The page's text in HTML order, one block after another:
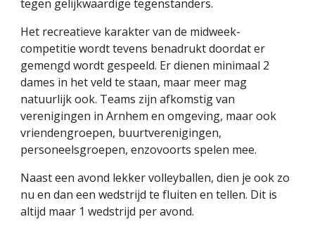
tegen gelijkwaardige tegenstanders.
Het recreatieve karakter van de midweek-
competitie wordt tevens benadrukt doordat er
gemengd wordt gespeeld. Er dienen minimaal 2
dames in het veld te staan, maar meer mag
natuurlijk ook. Teams zijn afkomstig van
verenigingen in Arnhem en omgeving, maar ook
vriendengroepen, buurtverenigingen,
personeelsgroepen, enzovoorts spelen mee.
Naast een avond lekker volleyballen, dien je ook zo
nu en dan een wedstrijd te fluiten en tellen. Dit is
altijd maar 1 wedstrijd per avond.